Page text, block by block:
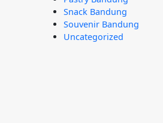
Snack Bandung
Souvenir Bandung
Uncategorized